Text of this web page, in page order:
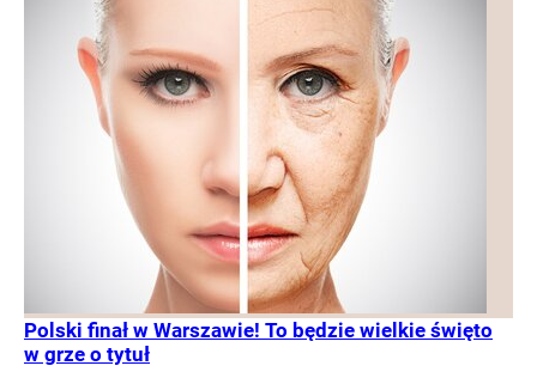
Polski finał w Warszawie! To będzie wielkie święto
w grze o tytuł